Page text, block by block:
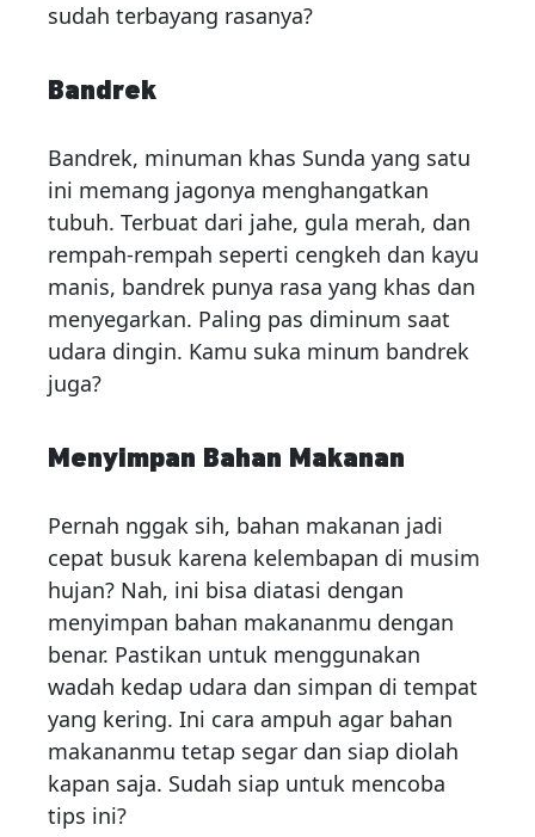
sudah terbayang rasanya?
Bandrek
Bandrek, minuman khas Sunda yang satu
ini memang jagonya menghangatkan
tubuh. Terbuat dari jahe, gula merah, dan
rempah-rempah seperti cengkeh dan kayu
manis, bandrek punya rasa yang khas dan
menyegarkan. Paling pas diminum saat
udara dingin. Kamu suka minum bandrek
juga?
Menyimpan Bahan Makanan
Pernah nggak sih, bahan makanan jadi
cepat busuk karena kelembapan di musim
hujan? Nah, ini bisa diatasi dengan
menyimpan bahan makananmu dengan
benar. Pastikan untuk menggunakan
wadah kedap udara dan simpan di tempat
yang kering. Ini cara ampuh agar bahan
makananmu tetap segar dan siap diolah
kapan saja. Sudah siap untuk mencoba
tips ini?